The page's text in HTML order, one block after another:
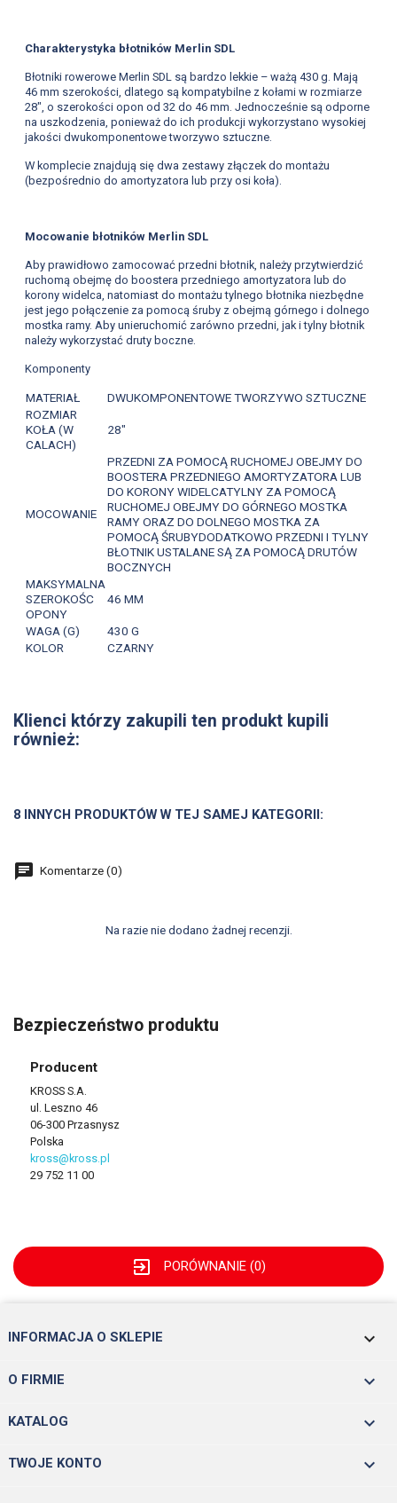
Charakterystyka błotników Merlin SDL
Błotniki rowerowe Merlin SDL są bardzo lekkie – ważą 430 g. Mają
46 mm szerokości, dlatego są kompatybilne z kołami w rozmiarze
28", o szerokości opon od 32 do 46 mm. Jednocześnie są odporne
na uszkodzenia, ponieważ do ich produkcji wykorzystano wysokiej
jakości dwukomponentowe tworzywo sztuczne.
W komplecie znajdują się dwa zestawy złączek do montażu
(bezpośrednio do amortyzatora lub przy osi koła).
Mocowanie błotników Merlin SDL
Aby prawidłowo zamocować przedni błotnik, należy przytwierdzić
ruchomą obejmę do boostera przedniego amortyzatora lub do
korony widelca, natomiast do montażu tylnego błotnika niezbędne
jest jego połączenie za pomocą śruby z obejmą górnego i dolnego
mostka ramy. Aby unieruchomić zarówno przedni, jak i tylny błotnik
należy wykorzystać druty boczne.
Komponenty
MATERIAŁ
DWUKOMPONENTOWE TWORZYWO SZTUCZNE
ROZMIAR
KOŁA (W
CALACH)
28"
MOCOWANIE
PRZEDNI ZA POMOCĄ RUCHOMEJ OBEJMY DO
BOOSTERA PRZEDNIEGO AMORTYZATORA LUB
DO KORONY WIDELCATYLNY ZA POMOCĄ
RUCHOMEJ OBEJMY DO GÓRNEGO MOSTKA
RAMY ORAZ DO DOLNEGO MOSTKA ZA
POMOCĄ ŚRUBYDODATKOWO PRZEDNI I TYLNY
BŁOTNIK USTALANE SĄ ZA POMOCĄ DRUTÓW
BOCZNYCH
MAKSYMALNA
SZEROKOŚC
OPONY
46 MM
WAGA (G)
430 G
KOLOR
CZARNY
Klienci którzy zakupili ten produkt kupili
również:
8 INNYCH PRODUKTÓW W TEJ SAMEJ KATEGORII:
Komentarze (0)
Na razie nie dodano żadnej recenzji.
Bezpieczeństwo produktu
Producent
KROSS S.A.
ul. Leszno 46
06-300 Przasnysz
Polska
kross@kross.pl
29 752 11 00
exit_to_app PORÓWNANIE (0)
INFORMACJA O SKLEPIE keyboard_arrow_down
O FIRMIE 
KATALOG 
TWOJE KONTO 